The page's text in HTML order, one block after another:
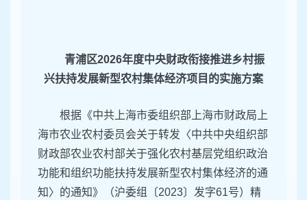
青浦区2026年度中央财政衔接推进乡村振
兴扶持发展新型农村集体经济项目的实施方案
根据《中共上海市委组织部上海市财政局上
海市农业农村委员会关于转发〈中共中央组织部
财政部农业农村部关于强化农村基层党组织政治
功能和组织功能扶持发展新型农村集体经济的通
知〉的通知》（沪委组〔2023〕发字61号）精